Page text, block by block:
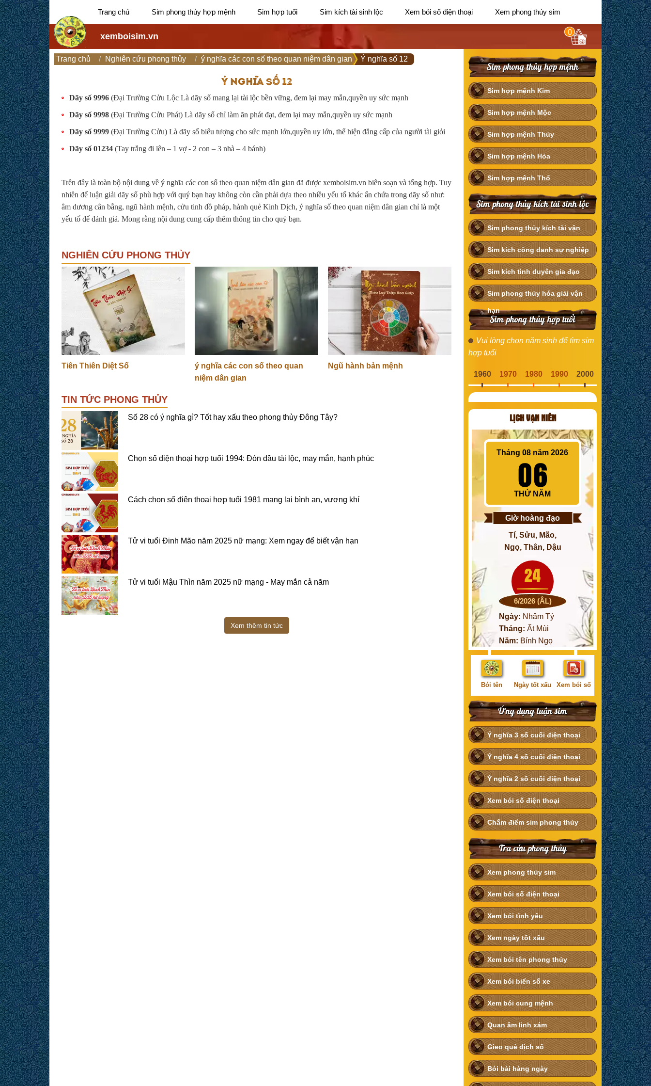
Trang chủ Sim phong thủy hợp mệnh Sim hợp tuổi Sim kích tài sinh lộc Xem bói số điện thoại Xem phong thủy sim
xemboisim.vn 0
Trang chủ Nghiên cứu phong thủy ý nghĩa các con số theo quan niệm dân gian Ý nghĩa số 12
Ý NGHĨA SỐ 12
Dãy số 9996 (Đại Trường Cửu Lộc Là dãy số mang lại tài lộc bền vững, đem lại may mắn,quyền uy sức mạnh
Dãy số 9998 (Đại Trường Cửu Phát) Là dãy số chỉ làm ăn phát đạt, đem lại may mắn,quyền uy sức mạnh
Dãy số 9999 (Đại Trường Cửu) Là dãy số biểu tượng cho sức mạnh lớn,quyền uy lớn, thể hiện đẳng cấp của người tài giỏi
Dãy số 01234 (Tay trắng đi lên – 1 vợ - 2 con – 3 nhà – 4 bánh)
Trên đây là toàn bộ nội dung về ý nghĩa các con số theo quan niệm dân gian đã được xemboisim.vn biên soạn và tổng hợp. Tuy
nhiên để luận giải dãy số phù hợp với quý bạn hay không còn cần phải dựa theo nhiều yếu tố khác ẩn chứa trong dãy số như:
âm dương cân bằng, ngũ hành mệnh, cửu tinh đồ pháp, hành quẻ Kinh Dịch, ý nghĩa số theo quan niệm dân gian chỉ là một
yếu tố dể đánh giá. Mong rằng nội dung cung cấp thêm thông tin cho quý bạn.
NGHIÊN CỨU PHONG THỦY
Tiên Thiên Diệt Số
ý nghĩa các con số theo quan
niệm dân gian
Ngũ hành bản mệnh
TIN TỨC PHONG THỦY
Số 28 có ý nghĩa gì? Tốt hay xấu theo phong thủy Đông Tây?
Chọn số điện thoại hợp tuổi 1994: Đón đầu tài lộc, may mắn, hạnh phúc
Cách chọn số điện thoại hợp tuổi 1981 mang lại bình an, vượng khí
Tử vi tuổi Đinh Mão năm 2025 nữ mạng: Xem ngay để biết vận hạn
Tử vi tuổi Mậu Thìn năm 2025 nữ mạng - May mắn cả năm
Xem thêm tin tức
Sim phong thủy hợp mệnh
Sim hợp mệnh Kim
Sim hợp mệnh Mộc
Sim hợp mệnh Thủy
Sim hợp mệnh Hỏa
Sim hợp mệnh Thổ
Sim phong thủy kích tài sinh lộc
Sim phong thủy kích tài vận
Sim kích công danh sự nghiệp
Sim kích tình duyên gia đạo
Sim phong thủy hóa giải vận
hạn
Sim phong thủy hợp tuổi
Vui lòng chọn năm sinh để tìm sim
hợp tuổi
1960 1970 1980 1990 2000
LỊCH VẠN NIÊN
Tháng 08 năm 2026
06
THỨ NĂM
Giờ hoàng đạo
Tí, Sửu, Mão,
Ngọ, Thân, Dậu
24
6/2026 (ÂL)
Ngày: Nhâm Tý
Tháng:Ất Mùi
Năm: Bính Ngọ
Bói tên Ngày tốt xấu Xem bói số
Ứng dụng luận sim
Ý nghĩa 3 số cuối điện thoại
Ý nghĩa 4 số cuối điện thoại
Ý nghĩa 2 số cuối điện thoại
Xem bói số điện thoại
Chấm điểm sim phong thủy
Tra cứu phong thủy
Xem phong thủy sim
Xem bói số điện thoại
Xem bói tình yêu
Xem ngày tốt xấu
Xem bói tên phong thủy
Xem bói biển số xe
Xem bói cung mệnh
Quan âm linh xám
Gieo quẻ dịch số
Bói bài hàng ngày